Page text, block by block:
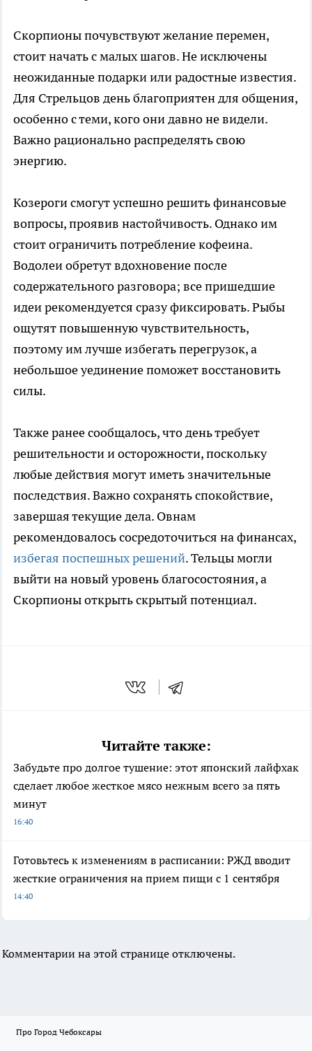
Скорпионы почувствуют желание перемен,
стоит начать с малых шагов. Не исключены
неожиданные подарки или радостные известия.
Для Стрельцов день благоприятен для общения,
особенно с теми, кого они давно не видели.
Важно рационально распределять свою
энергию.
Козероги смогут успешно решить финансовые
вопросы, проявив настойчивость. Однако им
стоит ограничить потребление кофеина.
Водолеи обретут вдохновение после
содержательного разговора; все пришедшие
идеи рекомендуется сразу фиксировать. Рыбы
ощутят повышенную чувствительность,
поэтому им лучше избегать перегрузок, а
небольшое уединение поможет восстановить
силы.
Также ранее сообщалось, что день требует
решительности и осторожности, поскольку
любые действия могут иметь значительные
последствия. Важно сохранять спокойствие,
завершая текущие дела. Овнам
рекомендовалось сосредоточиться на финансах,
избегая поспешных решений. Тельцы могли
выйти на новый уровень благосостояния, а
Скорпионы открыть скрытый потенциал.
Читайте также:
Забудьте про долгое тушение: этот японский лайфхак
сделает любое жесткое мясо нежным всего за пять
минут
16:40
Готовьтесь к изменениям в расписании: РЖД вводит
жесткие ограничения на прием пищи с 1 сентября
14:40
Комментарии на этой странице отключены.
Про Город Чебоксары